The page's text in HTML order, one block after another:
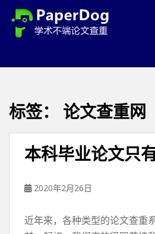
标签： 论文查重网
本科毕业论文只
2020年2月26日
近年来，各种类型的论文查重